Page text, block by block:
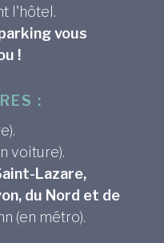
l'hôtel.
vous
!
:
voiture).
Lazare,
du Nord et de
(en métro).